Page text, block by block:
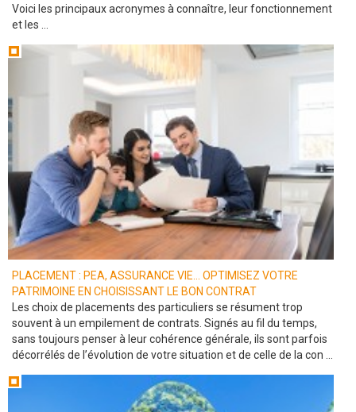
Voici les principaux acronymes à connaître, leur fonctionnement
et les ...
PLACEMENT : PEA, ASSURANCE VIE... OPTIMISEZ VOTRE
PATRIMOINE EN CHOISISSANT LE BON CONTRAT
Les choix de placements des particuliers se résument trop
souvent à un empilement de contrats. Signés au fil du temps,
sans toujours penser à leur cohérence générale, ils sont parfois
décorrélés de l’évolution de votre situation et de celle de la con ...